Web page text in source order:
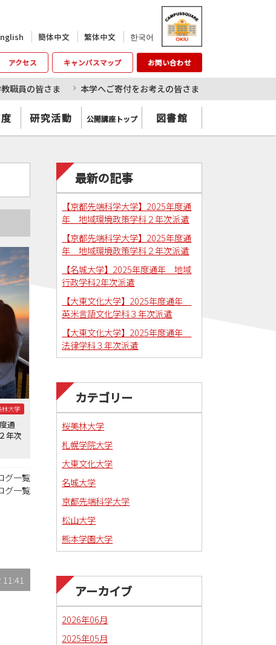
簡体中文 繁体中文 한국어
アクセス キャンパスマップ お問い合わせ
職員の皆さま 本学へご寄付をお考えの皆さま
研究活動 公開講座トップ 図書館
林大学
通
年次
グ一覧
グ一覧
最新の記事
【京都先端科学大学】2025年度通
年 地域環境政策学科２年次派遣
【京都先端科学大学】2025年度通
年 地域環境政策学科２年次派遣
【名城大学】2025年度通年 地域
行政学科2年次派遣
【大東文化大学】2025年度通年
英米言語文化学科３年次派遣
【大東文化大学】2025年度通年
法律学科３年次派遣
カテゴリー
桜美林大学
札幌学院大学
大東文化大学
名城大学
京都先端科学大学
松山大学
熊本学園大学
アーカイブ
2026年06月
2025年05月